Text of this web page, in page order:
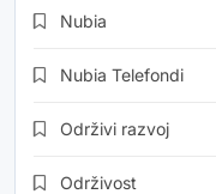
Nubia
Nubia Telefondi
Održivi razvoj
Održivost